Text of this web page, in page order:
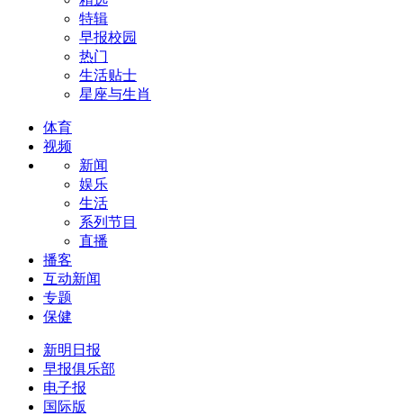
特辑
早报校园
热门
生活贴士
星座与生肖
体育
视频
新闻
娱乐
生活
系列节目
直播
播客
互动新闻
专题
保健
新明日报
早报俱乐部
电子报
国际版